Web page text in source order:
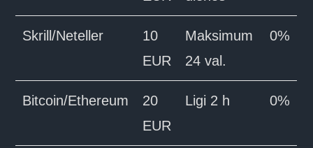
Skrill/Neteller
10
EUR
Maksimum
24 val.
0%
Bitcoin/Ethereum
20
EUR
Ligi 2 h 0%